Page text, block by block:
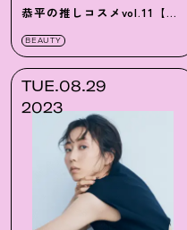
恭平の推しコスメvol.11【主
役級リップ編】
BEAUTY
TUE.08.29
2023